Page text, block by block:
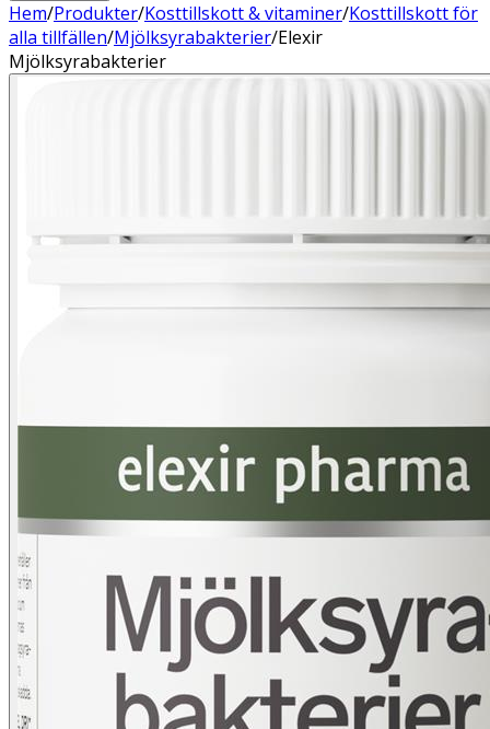
Hem/Produkter/Kosttillskott & vitaminer/Kosttillskott för
alla tillfällen/Mjölksyrabakterier/Elexir
Mjölksyrabakterier